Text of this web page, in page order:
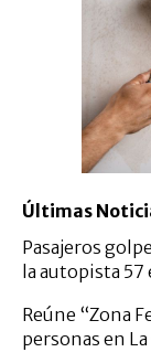
Últimas
Pasajeros
la autopista
Reúne “Zona
personas en